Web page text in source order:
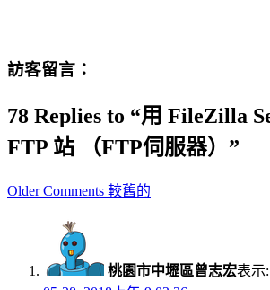
訪客留言：
78 Replies to “用 FileZilla
FTP 站 （FTP伺服器）”
Comment
Older Comments 較舊的
桃園市中壢區曾志宏表示: